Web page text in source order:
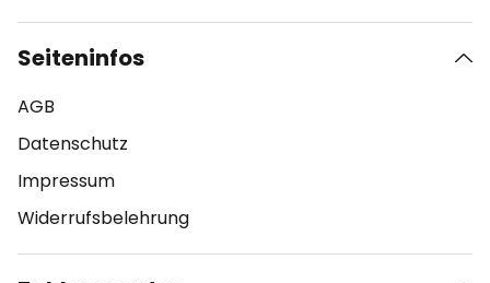
Seiteninfos
AGB
Datenschutz
Impressum
Widerrufsbelehrung